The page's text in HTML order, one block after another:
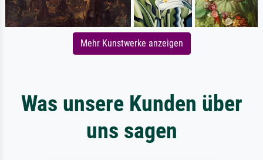
Mehr Kunstwerke anzeigen
Was unsere Kunden über
uns sagen